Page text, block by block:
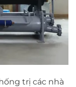
trị các nhà